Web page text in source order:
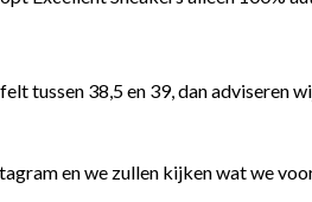
tussen 38,5 en 39, dan adviseren
en we zullen kijken wat we